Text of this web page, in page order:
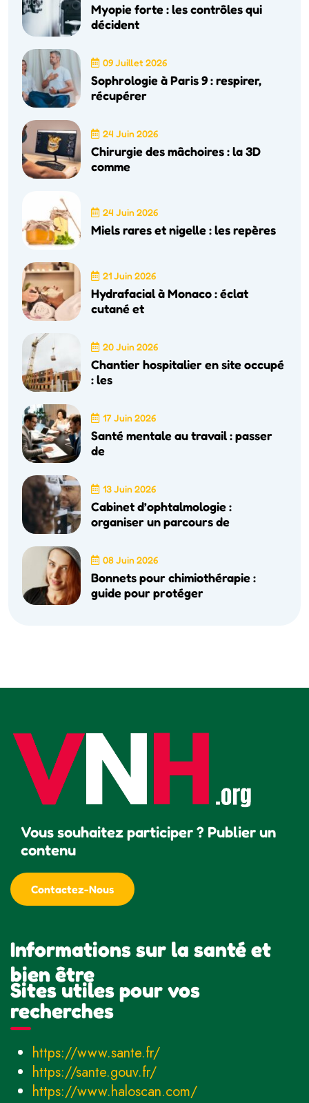
Myopie forte : les contrôles qui
décident
09 Juillet 2026
Sophrologie à Paris 9 : respirer,
récupérer
24 Juin 2026
Chirurgie des mâchoires : la 3D
comme
24 Juin 2026
Miels rares et nigelle : les repères
21 Juin 2026
Hydrafacial à Monaco : éclat
cutané et
20 Juin 2026
Chantier hospitalier en site occupé
: les
17 Juin 2026
Santé mentale au travail : passer
de
13 Juin 2026
Cabinet d’ophtalmologie :
organiser un parcours de
08 Juin 2026
Bonnets pour chimiothérapie :
guide pour protéger
Vous souhaitez participer ? Publier un
contenu
Contactez-Nous
Informations sur la santé et
bien être
Sites utiles pour vos
recherches
https://www.sante.fr/
https://sante.gouv.fr/
https://www.haloscan.com/